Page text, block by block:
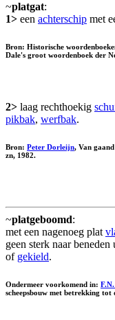
~platgat:
1> een achterschip met
Bron: Historische
Dale's groot woordenboek der
2> laag rechthoekig
pikbak, werfbak.
Bron: Peter Dorleijn, Van
zn, 1982.
~platgeboomd:
met een nagenoeg plat
geen sterk naar
of gekield.
Ondermeer voorkomend in:
scheepsbouw met betrekking